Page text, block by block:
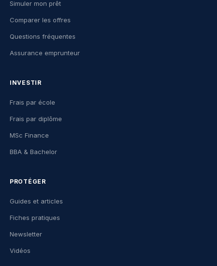
Simuler mon prêt
Comparer les offres
Questions fréquentes
Assurance emprunteur
INVESTIR
Frais par école
Frais par diplôme
MSc Finance
BBA & Bachelor
PROTÉGER
Guides et articles
Fiches pratiques
Newsletter
Vidéos